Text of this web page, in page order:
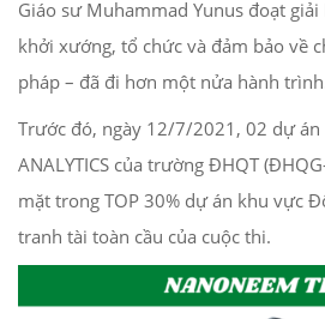
Giáo sư Muhammad Yunus đoạt
khởi xướng, tổ chức và đảm bảo về
pháp – đã đi hơn một nửa hành
Trước đó, ngày 12/7/2021, 02 dự án
ANALYTICS của trường ĐHQT
mặt trong TOP 30% dự án khu vực
tranh tài toàn cầu của cuộc thi.